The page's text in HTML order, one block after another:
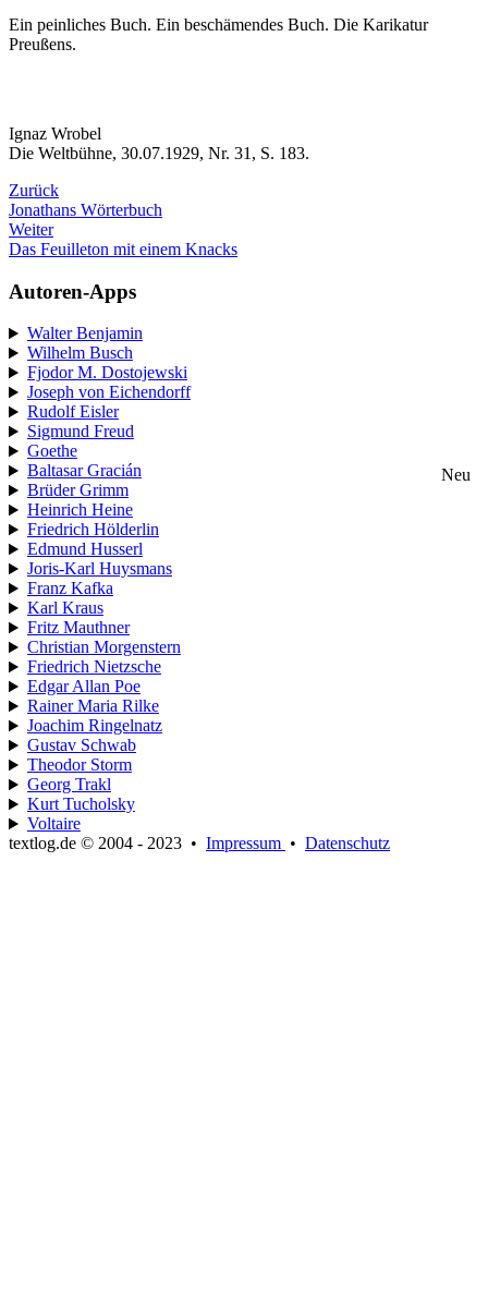
Ein peinliches Buch. Ein beschämendes Buch. Die Karikatur
Preußens.
Ignaz Wrobel
Die Weltbühne, 30.07.1929, Nr. 31, S. 183.
Zurück
Jonathans Wörterbuch
Weiter
Das Feuilleton mit einem Knacks
Autoren-Apps
Walter Benjamin
Wilhelm Busch
Fjodor M. Dostojewski
Joseph von Eichendorff
Rudolf Eisler
Sigmund Freud
Goethe
Baltasar Gracián
Neu
Brüder Grimm
Heinrich Heine
Friedrich Hölderlin
Edmund Husserl
Joris-Karl Huysmans
Franz Kafka
Karl Kraus
Fritz Mauthner
Christian Morgenstern
Friedrich Nietzsche
Edgar Allan Poe
Rainer Maria Rilke
Joachim Ringelnatz
Gustav Schwab
Theodor Storm
Georg Trakl
Kurt Tucholsky
Voltaire
textlog.de © 2004 - 2023 • Impressum • Datenschutz